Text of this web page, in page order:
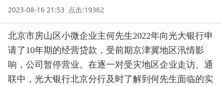
2023-08-16 21:53 点击:19362
北京市房山区小微企业主何先生2022年向光大银行申
请了10年期的经营贷款，受前期京津冀地区汛情影
响，公司暂停营业。在逐一对受灾地区企业走访、通
联中，光大银行北京分行及时了解到何先生面临的实